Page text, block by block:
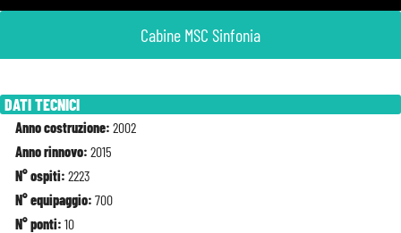
Cabine MSC Sinfonia
DATI TECNICI
Anno costruzione: 2002
Anno rinnovo: 2015
N° ospiti: 2223
N° equipaggio: 700
N° ponti: 10